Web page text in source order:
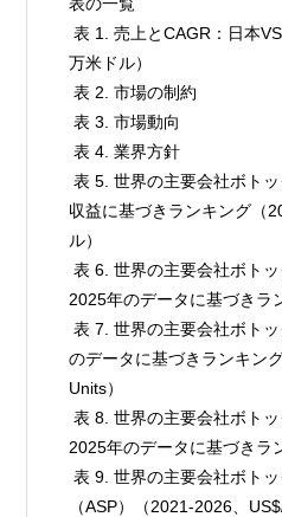
表 1. 売上とCAGR：日本VS世界（2021-2032、百
万米ドル）
表 2. 市場の制約
表 3. 市場動向
表 4. 業界方針
表 5. 世界の主要会社ボトックスの売上、2025年の
収益に基づきランキング（
ル）
表 6. 世界の主要会社ボトックスの売上シェア、
2025年のデータに基づきラ
表 7. 世界の主要会社ボトックスの販売量、2025年
のデータに基づきランキン
Units）
表 8. 世界の主要会社ボトックスの販売量シェア、
2025年のデータに基づきラ
表 9. 世界の主要会社ボトックスの平均販売価格
（ASP）（2021-2026、